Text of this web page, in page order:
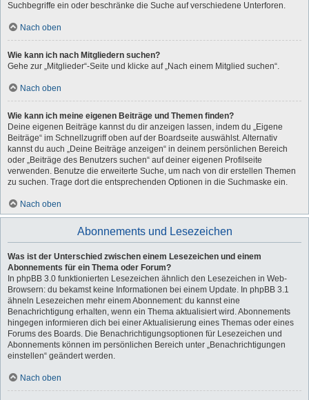
Suchbegriffe ein oder beschränke die Suche auf verschiedene Unterforen.
Nach oben
Wie kann ich nach Mitgliedern suchen?
Gehe zur „Mitglieder“-Seite und klicke auf „Nach einem Mitglied suchen“.
Nach oben
Wie kann ich meine eigenen Beiträge und Themen finden?
Deine eigenen Beiträge kannst du dir anzeigen lassen, indem du „Eigene
Beiträge“ im Schnellzugriff oben auf der Boardseite auswählst. Alternativ
kannst du auch „Deine Beiträge anzeigen“ in deinem persönlichen Bereich
oder „Beiträge des Benutzers suchen“ auf deiner eigenen Profilseite
verwenden. Benutze die erweiterte Suche, um nach von dir erstellen Themen
zu suchen. Trage dort die entsprechenden Optionen in die Suchmaske ein.
Nach oben
Abonnements und Lesezeichen
Was ist der Unterschied zwischen einem Lesezeichen und einem
Abonnements für ein Thema oder Forum?
In phpBB 3.0 funktionierten Lesezeichen ähnlich den Lesezeichen in Web-
Browsern: du bekamst keine Informationen bei einem Update. In phpBB 3.1
ähneln Lesezeichen mehr einem Abonnement: du kannst eine
Benachrichtigung erhalten, wenn ein Thema aktualisiert wird. Abonnements
hingegen informieren dich bei einer Aktualisierung eines Themas oder eines
Forums des Boards. Die Benachrichtigungsoptionen für Lesezeichen und
Abonnements können im persönlichen Bereich unter „Benachrichtigungen
einstellen“ geändert werden.
Nach oben